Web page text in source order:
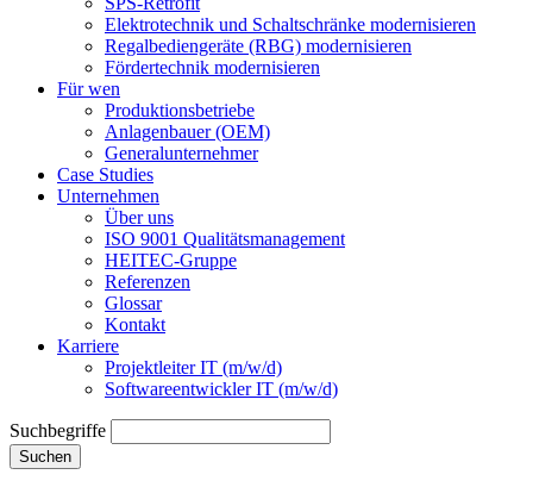
Elektrotechnik und Schaltschränke modernisieren
Regalbediengeräte (RBG) modernisieren
Fördertechnik modernisieren
Für wen
Produktionsbetriebe
Anlagenbauer (OEM)
Generalunternehmer
Case Studies
Unternehmen
Über uns
ISO 9001 Qualitätsmanagement
HEITEC-Gruppe
Referenzen
Glossar
Kontakt
Karriere
Projektleiter IT (m/w/d)
Softwareentwickler IT (m/w/d)
Suchbegriffe
Suchen